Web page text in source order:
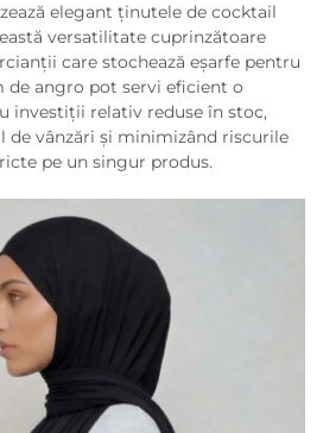
elegant ținutele de cocktail
versatilitate cuprinzătoare
care stochează eșarfe pentru
angro pot servi eficient o
investiții relativ reduse în stoc,
de vânzări și minimizând riscurile
pe un singur produs.